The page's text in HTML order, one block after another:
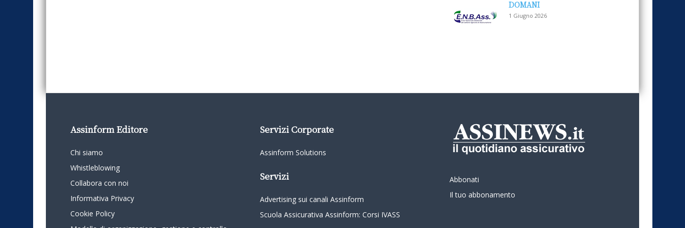
DOMANI
1 Giugno 2026
Assinform Editore
Chi siamo
Whistleblowing
Collabora con noi
Informativa Privacy
Cookie Policy
Servizi Corporate
Assinform Solutions
Servizi
Advertising sui canali Assinform
Scuola Assicurativa Assinform: Corsi IVASS
Abbonati
Il tuo abbonamento